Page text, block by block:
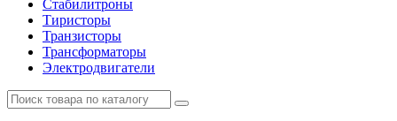
Стабилитроны
Тиристоры
Транзисторы
Трансформаторы
Электродвигатели